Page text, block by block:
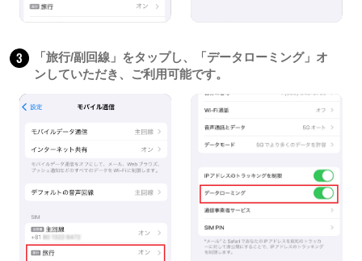
3
「旅行/副回線」をタップし、「データローミング」オ
ンしていただき、ご利用可能です。